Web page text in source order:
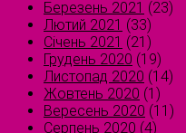
Березень 2021 (23)
Лютий 2021 (33)
Січень 2021 (21)
Грудень 2020 (19)
Листопад 2020 (14)
Жовтень 2020 (1)
Вересень 2020 (11)
Серпень 2020 (4)